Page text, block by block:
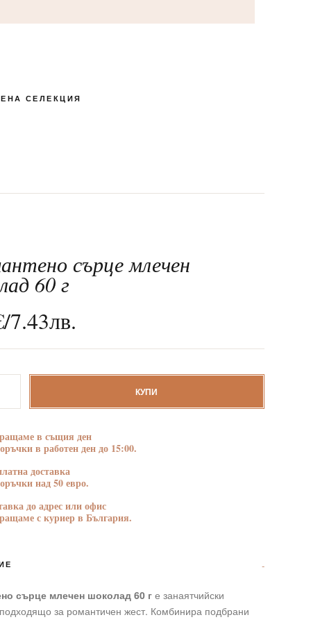
БЛАГОДАРНОСТ
СЕЛЕКЦИЯ
сърце млечен
60 г
/7.43лв.
КУПИ
в същия ден
в работен ден до 15:00.
доставка
над 50 евро.
до адрес или офис
с куриер в България.
сърце млечен шоколад 60 г е занаятчийски
за романтичен жест. Комбинира подбрани